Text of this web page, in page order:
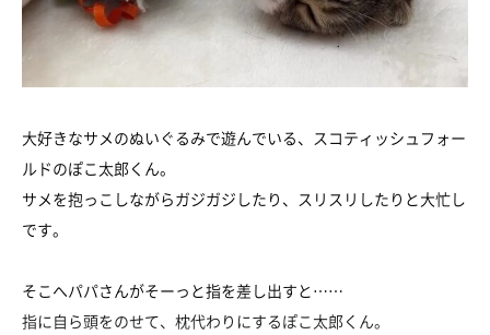
大好きなサメのぬいぐるみで遊んでいる、スコティッシュフォー
ルドのぽこ太郎くん。
サメを抱っこしながらガジガジしたり、スリスリしたりと大忙し
です。
そこへパパさんがそーっと指を差し出すと……
指に自ら頭をのせて、枕代わりにするぽこ太郎くん。